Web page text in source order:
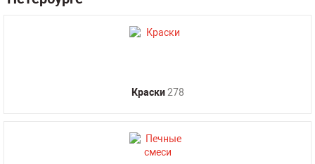
Краски278